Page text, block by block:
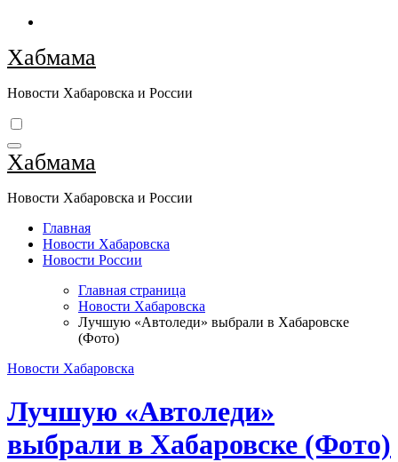
Перейти
содержимому
Хабмама
Новости Хабаровска и России
Хабмама
Новости Хабаровска и России
Главная
Новости Хабаровска
Новости России
Главная страница
Новости Хабаровска
Лучшую «Автоледи» выбрали в Хабаровске
(Фото)
Новости Хабаровска
Лучшую «Автоледи»
выбрали в Хабаровске (Фото)